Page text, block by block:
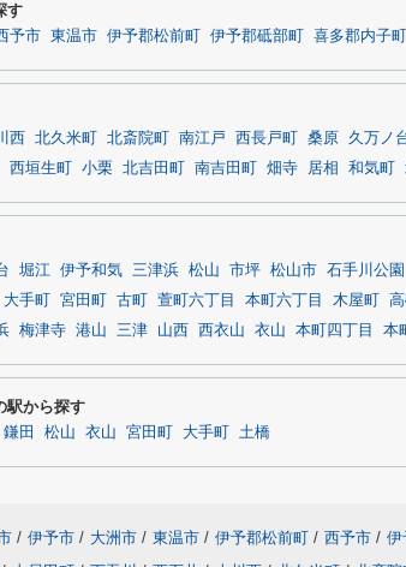
す
予市 東温市 伊予郡松前町 伊予郡砥部町 喜多郡内子町
西 北久米町 北斎院町 南江戸 西長戸町 桑原 久万ノ
西垣生町 小栗 北吉田町 南吉田町 畑寺 居相 和気町
堀江 伊予和気 三津浜 松山 市坪 松山市 石手川公園
大手町 宮田町 古町 萱町六丁目 本町六丁目 木屋町 高
梅津寺 港山 三津 山西 西衣山 衣山 本町四丁目 本
駅から探す
鎌田 松山 衣山 宮田町 大手町 土橋
/ 伊予市 / 大洲市 / 東温市 / 伊予郡松前町 / 西予市 / 伊